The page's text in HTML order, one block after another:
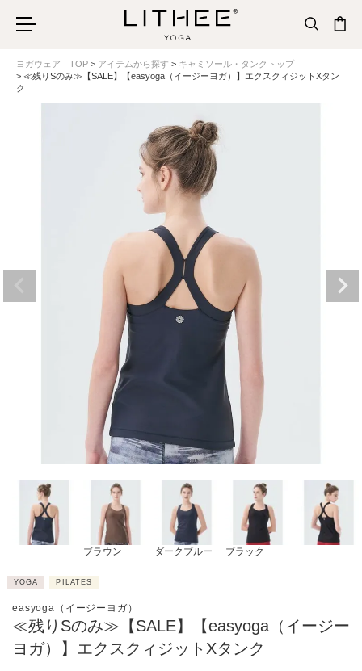
ヨガウェア｜TOP アイテムから探す
キャミソール・タンクトップ
≪残りSのみ≫【SALE】【easyoga（イージーヨガ）】エクスクィジットXタン
ク
ブラウン ダークブルー ブラック
YOGA PILATES
easyoga（イージーヨガ）
≪残りSのみ≫【SALE】【easyoga（イージー
ヨガ）】エクスクィジットXタンク